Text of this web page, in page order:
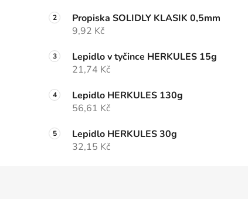
Propiska SOLIDLY KLASIK 0,5mm
9,92 Kč
Lepidlo v tyčince HERKULES 15g
21,74 Kč
Lepidlo HERKULES 130g
56,61 Kč
Lepidlo HERKULES 30g
32,15 Kč